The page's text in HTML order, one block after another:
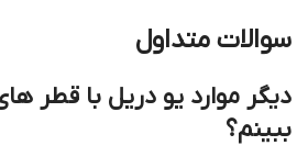
سوالات متداول
دیگر موارد یو دریل با قطر
ببینم؟